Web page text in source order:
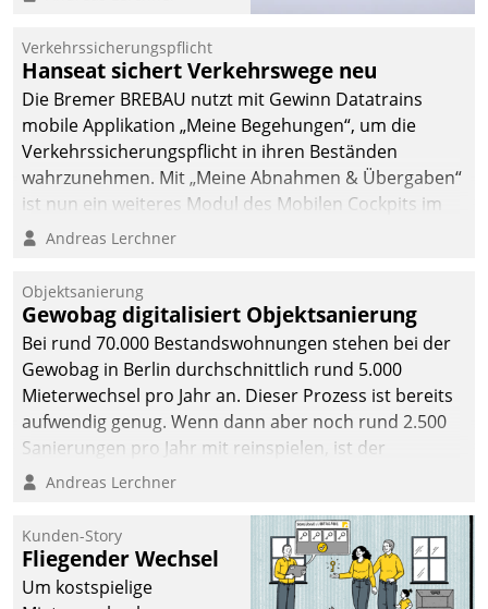
Cockpit für mobile
Datatrain. Die meravis
Wohnungsbau- und
Immobilien GmbH hat
sich dabei für den Betrieb
der Lösung über die SAP
Cloud Platform
entschieden - als erstes
Unternehmen am
Verkehrssicherungspflicht
Hanseat sichert Verkehrswege neu
Die Bremer BREBAU nutzt mit Gewinn Datatrains
mobile Applikation „Meine Begehungen“, um die
Verkehrssicherungspflicht in ihren Beständen
wahrzunehmen. Mit „Meine Abnahmen & Übergaben“
ist nun ein weiteres Modul des Mobilen Cockpits im
Einsatz.
Andreas Lerchner
Objektsanierung
Gewobag digitalisiert Objektsanierung
Bei rund 70.000 Bestandswohnungen stehen bei der
Gewobag in Berlin durchschnittlich rund 5.000
Mieterwechsel pro Jahr an. Dieser Prozess ist bereits
aufwendig genug. Wenn dann aber noch rund 2.500
Sanierungen pro Jahr mit reinspielen, ist der
Betreuungs- und Organisationsaufwand immens. Im
kommunale Wohnungsbauunternehmen daher
gemeinsam mit der Berliner Datatrain GmbH den
Teilprozess der Objektsanierung digitalisiert.
Andreas Lerchner
Kunden-Story
Fliegender Wechsel
Um kostspielige